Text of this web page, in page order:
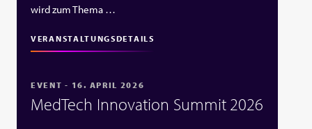
wird zum Thema …
VERANSTALTUNGSDETAILS
EVENT - 16. APRIL 2026
MedTech Innovation Summit 2026